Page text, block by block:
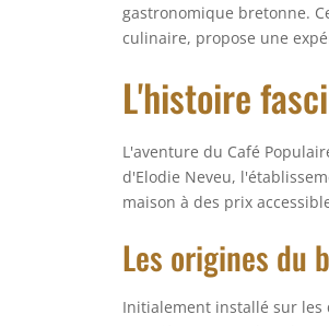
gastronomique bretonne.
culinaire, propose une
L'histoire
L'aventure du Café
d'Elodie Neveu,
maison à des prix
Les origines du
Initialement installé sur les